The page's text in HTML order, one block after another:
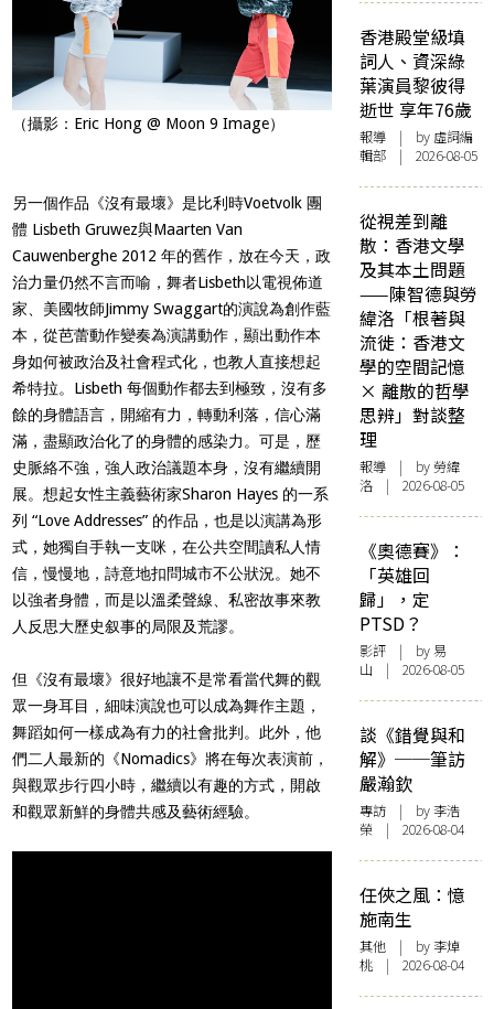
（攝影：Eric Hong @ Moon 9 Image）
另一個作品《沒有最壞》是比利時Voetvolk 團
體 Lisbeth Gruwez與Maarten Van
Cauwenberghe 2012 年的舊作，放在今天，政
治力量仍然不言而喻，舞者Lisbeth以電視佈道
家、美國牧師Jimmy Swaggart的演說為創作藍
本，從芭蕾動作變奏為演講動作，顯出動作本
身如何被政治及社會程式化，也教人直接想起
希特拉。Lisbeth 每個動作都去到極致，沒有多
餘的身體語言，開縮有力，轉動利落，信心滿
滿，盡顯政治化了的身體的感染力。可是，歷
史脈絡不強，強人政治議題本身，沒有繼續開
展。想起女性主義藝術家Sharon Hayes 的一系
列 “Love Addresses” 的作品，也是以演講為形
式，她獨自手執一支咪，在公共空間讀私人情
信，慢慢地，詩意地扣問城市不公狀況。她不
以強者身體，而是以溫柔聲線、私密故事來教
人反思大歷史叙事的局限及荒謬。
但《沒有最壞》很好地讓不是常看當代舞的觀
眾一身耳目，細味演說也可以成為舞作主題，
舞蹈如何一樣成為有力的社會批判。此外，他
們二人最新的《Nomadics》將在每次表演前，
與觀眾步行四小時，繼續以有趣的方式，開啟
和觀眾新鮮的身體共感及藝術經驗。
香港殿堂級填
詞人、資深綠
葉演員黎彼得
逝世 享年76歲
報導 | by 虛詞編
輯部 | 2026-08-05
從視差到離
散：香港文學
及其本土問題
——陳智德與勞
緯洛「根著與
流徙：香港文
學的空間記憶
× 離散的哲學
思辨」對談整
理
報導 | by 勞緯
洛 | 2026-08-05
《奧德賽》：
「英雄回
歸」，定
PTSD？
影評 | by 易
山 | 2026-08-05
談《錯覺與和
解》──筆訪
嚴瀚欽
專訪 | by 李浩
榮 | 2026-08-04
任俠之風：憶
施南生
其他 | by 李焯
桃 | 2026-08-04